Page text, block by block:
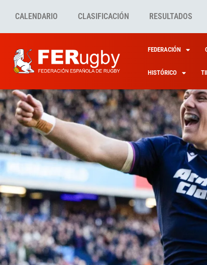
CALENDARIO CLASIFICACIÓN RESULTADOS
FEDERACIÓN
HISTÓRICO